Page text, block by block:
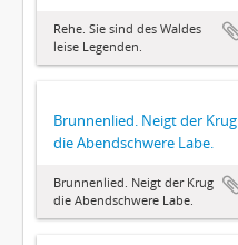
Rehe. Sie sind des Waldes
leise Legenden.
Brunnenlied. Neigt der Krug
die Abendschwere Labe.
Brunnenlied. Neigt der Krug
die Abendschwere Labe.